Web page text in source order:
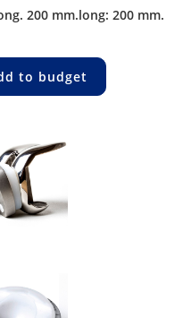
200 mm.long: 200 mm.
to budget